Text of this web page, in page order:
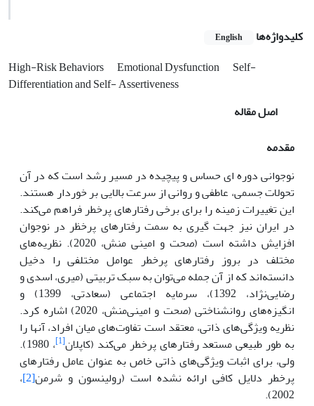
کلیدواژه‌ها English
High-Risk Behaviors Emotional Dysfunction
Self-
Differentiation and Self- Assertiveness
اصل مقاله
مقدمه
نوجوانی دوره ای حساس‌ و پیچیده در مسیر رشد است که در آن
تحولات جسمی، عاطفی و روانی از سرعت بالایی بر خوردار هستند.
این تغییرات زمینه را برای برخی رفتارهای پرخطر فراهم می‌کند.
در ایران نیز جهت گیری به سمت رفتارهای پرخظر در نوجوان
افزایش داشته است (صحت و امینی منش، 2020). نظریه‌های
مختلف در بروز رفتارهای پرخطر عوامل مختلفی را دخیل
دانسته‌اند که از آن جمله می‌توان به سبک تربیتی (میری، اسدی و
رضایی‌نژاد، 1392)، سرمایه اجتماعی (سعادتی، 1399) و
انگیزه‌های روانشناختی (صحت و امینی‌منش، 2020) اشاره کرد.
نظریه ویژگی‌های ذاتی، معتقد است تفاوت‌های میان افراد، آنها را
به طور طبیعی مستعد رفتارهای پرخطر می‌کند (کاپلان[1]
، 1980).
ولی، برای اثبات ویژگی‌های ذاتی خاص به عنوان عامل رفتارهای
پرخطر دلایل کافی ارائه نشده است (رولینسون و شرمن[2] ،
2002).